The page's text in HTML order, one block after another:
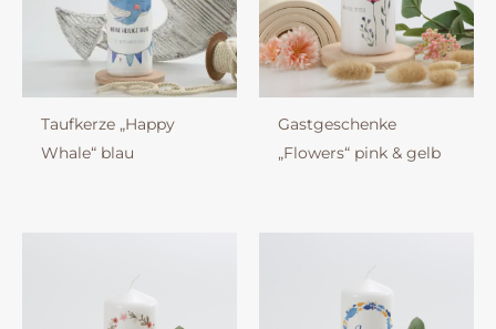
Taufkerze „Happy
Whale“ blau
Gastgeschenke
„Flowers“ pink & gelb